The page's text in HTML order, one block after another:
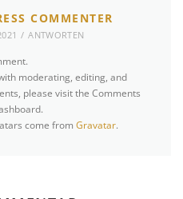
COMMENTER
ANTWORTEN
moderating, editing, and
please visit the Comments
come from Gravatar.